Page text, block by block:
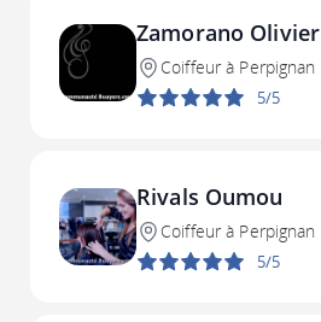
Zamorano Olivier
Coiffeur à Perpignan
5/5
Rivals Oumou
Coiffeur à Perpignan
5/5